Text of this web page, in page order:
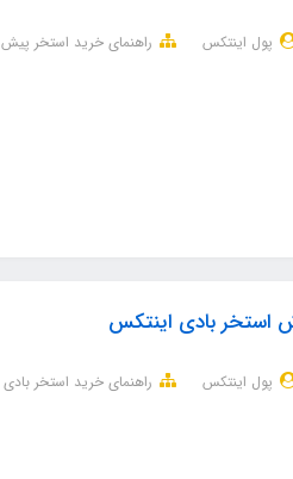
پول اینتکس
راهنمای خرید استخر پیش
استخر بادی اینتکس
پول اینتکس
راهنمای خرید استخر بادی